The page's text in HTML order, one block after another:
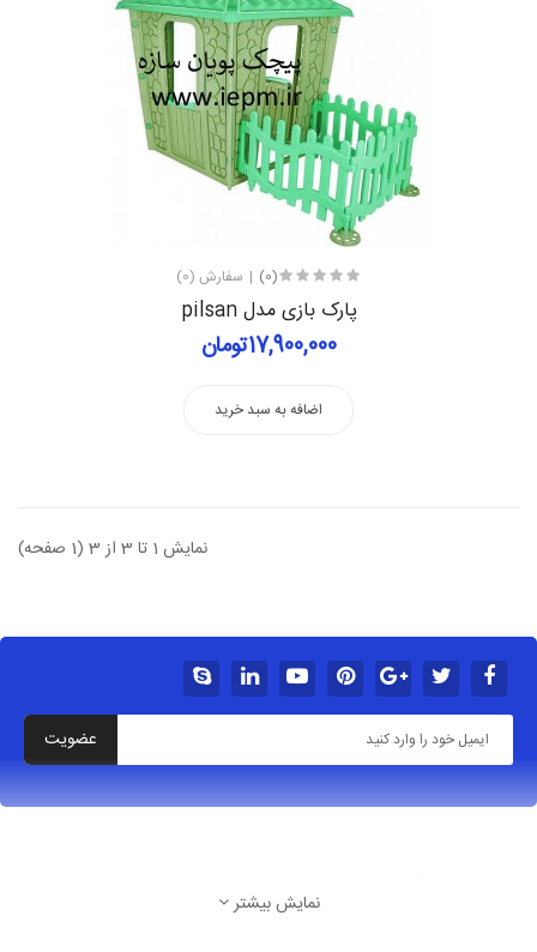
(0) سفارش (0)
پارک بازی مدل pilsan
17,900,000تومان
اضافه به سبد خرید
نمایش 1 تا 3 از 3 (1 صفحه)
عضویت
نمایش بیشتر